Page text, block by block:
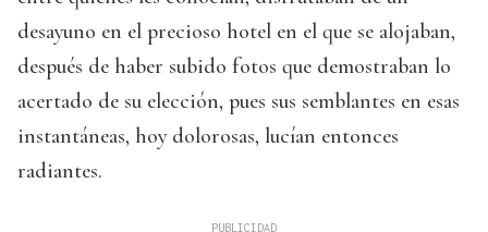
desayuno en el precioso hotel en el que se alojaban,
después de haber subido fotos que demostraban lo
acertado de su elección, pues sus semblantes en esas
instantáneas, hoy dolorosas, lucían entonces
radiantes.